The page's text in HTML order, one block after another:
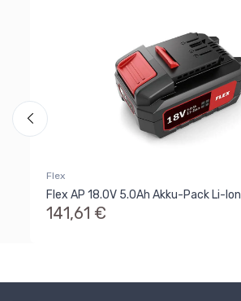
Flex
Flex AP 18.0V 5.0Ah Akku-Pack Li-Ion
141,61 €